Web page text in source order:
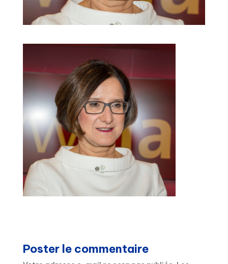
Poster le commentaire